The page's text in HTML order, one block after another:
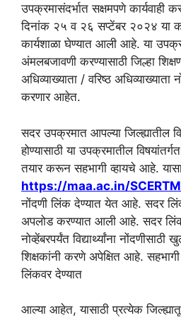
उपक्रमासंदर्भात सक्षमपणे कार्यवाही
दिनांक २५ व २६ सप्टेंबर २०२४ या
कार्यशाळा घेण्यात आली आहे. या
अंमलबजावणी करण्यासाठी जिल्हा
अधिव्याख्याता / वरिष्ठ
करणार आहेत.
सदर उपक्रमात आपल्या जिल्ह्यातील
होण्यासाठी या उपक्रमातील
तयार करून सहभागी व्हायचे आहे.
https://maa.ac.in/
नोंदणी लिंक देण्यात येत आहे. सदर
अपलोड करण्यात आली आहे. सदर
नोव्हेंबरपर्यंत विद्यार्थ्यांना
शिक्षकांनी करणे अपेक्षित आहे.
लिंकवर देण्यात
आल्या आहेत, यासाठी प्रत्येक